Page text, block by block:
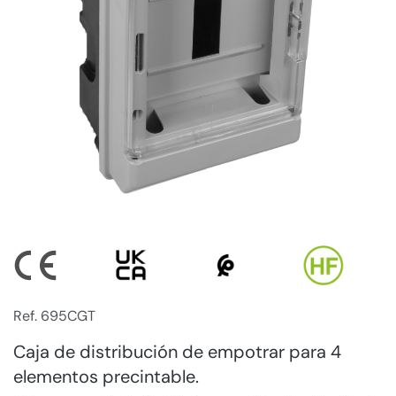
Ref. 695CGT
Caja de distribución de empotrar para 4
elementos precintable.